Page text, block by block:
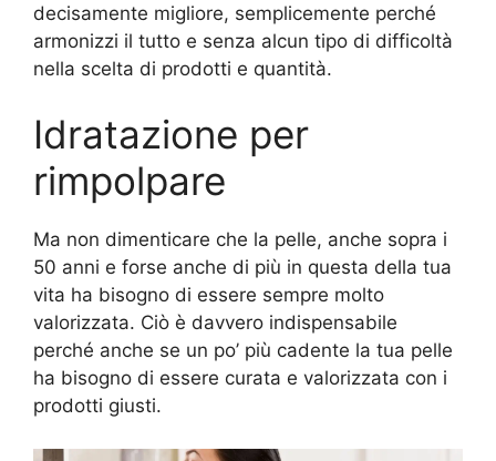
decisamente migliore, semplicemente perché
armonizzi il tutto e senza alcun tipo di difficoltà
nella scelta di prodotti e quantità.
Idratazione per
rimpolpare
Ma non dimenticare che la pelle, anche sopra i
50 anni e forse anche di più in questa della tua
vita ha bisogno di essere sempre molto
valorizzata. Ciò è davvero indispensabile
perché anche se un po’ più cadente la tua pelle
ha bisogno di essere curata e valorizzata con i
prodotti giusti.